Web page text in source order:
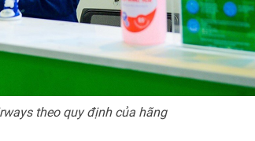
theo quy định của hãng